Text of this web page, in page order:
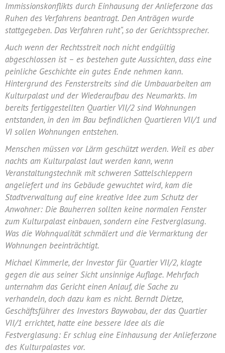
Immissionskonflikts durch Einhausung der Anlieferzone das
Ruhen des Verfahrens beantragt. Den Anträgen wurde
stattgegeben. Das Verfahren ruht“, so der Gerichtssprecher.
Auch wenn der Rechtsstreit noch nicht endgültig
abgeschlossen ist – es bestehen gute Aussichten, dass eine
peinliche Geschichte ein gutes Ende nehmen kann.
Hintergrund des Fensterstreits sind die Umbauarbeiten am
Kulturpalast und der Wiederaufbau des Neumarkts. Im
bereits fertiggestellten Quartier VII/2 sind Wohnungen
entstanden, in den im Bau befindlichen Quartieren VII/1 und
VI sollen Wohnungen entstehen.
Menschen müssen vor Lärm geschützt werden. Weil es aber
nachts am Kulturpalast laut werden kann, wenn
Veranstaltungstechnik mit schweren Sattelschleppern
angeliefert und ins Gebäude gewuchtet wird, kam die
Stadtverwaltung auf eine kreative Idee zum Schutz der
Anwohner: Die Bauherren sollten keine normalen Fenster
zum Kulturpalast einbauen, sondern eine Festverglasung.
Was die Wohnqualität schmälert und die Vermarktung der
Wohnungen beeinträchtigt.
Michael Kimmerle, der Investor für Quartier VII/2, klagte
gegen die aus seiner Sicht unsinnige Auflage. Mehrfach
unternahm das Gericht einen Anlauf, die Sache zu
verhandeln, doch dazu kam es nicht. Berndt Dietze,
Geschäftsführer des Investors Baywobau, der das Quartier
VII/1 errichtet, hatte eine bessere Idee als die
Festverglasung: Er schlug eine Einhausung der Anlieferzone
des Kulturpalastes vor.